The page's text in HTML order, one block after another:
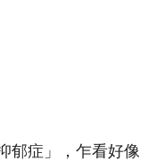
郁症」，乍看好像